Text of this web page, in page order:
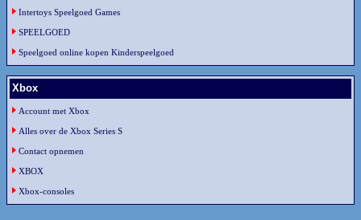
Intertoys Speelgoed Games
SPEELGOED
Speelgoed online kopen Kinderspeelgoed
Xbox
Account met Xbox
Alles over de Xbox Series S
Contact opnemen
XBOX
Xbox-consoles